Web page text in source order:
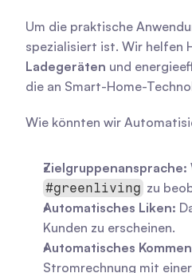
Um die praktische
spezialisiert ist. Wir helfen
Ladegeräten und
die an Smart-Home-
Wie könnten wir
Zielgruppenansprache:
#greenliving zu
Automatisches Liken:
Kunden zu erscheinen.
Automatisches
Stromrechnung mit